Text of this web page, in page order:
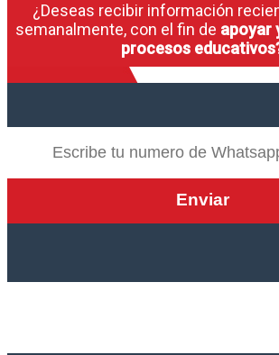
¿Deseas recibir información
semanalmente, con el fin de apoyar
procesos